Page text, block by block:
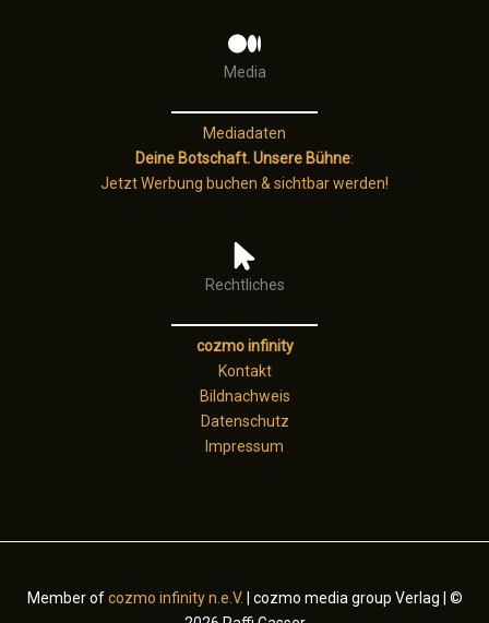
Media
Mediadaten
Deine Botschaft. Unsere Bühne:
Jetzt Werbung buchen & sichtbar werden!
Rechtliches
cozmo infinity
Kontakt
Bildnachweis
Datenschutz
Impressum
Member ofcozmo infinity n.e.V. | cozmo media group Verlag | ©